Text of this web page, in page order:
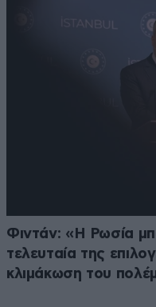
Φιντάν: «Η Ρωσία
τελευταία της
κλιμάκωση του